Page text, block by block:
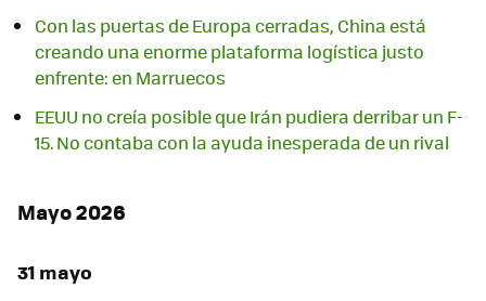
Con las puertas de Europa cerradas, China está
creando una enorme plataforma logística justo
enfrente: en Marruecos
EEUU no creía posible que Irán pudiera derribar un F-
15. No contaba con la ayuda inesperada de un rival
Mayo 2026
31 mayo